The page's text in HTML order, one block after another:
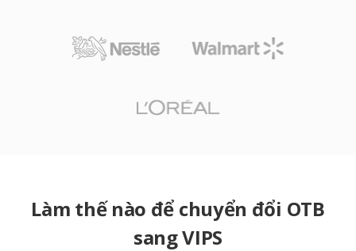
Làm thế nào để chuyển đổi OTB
sang VIPS